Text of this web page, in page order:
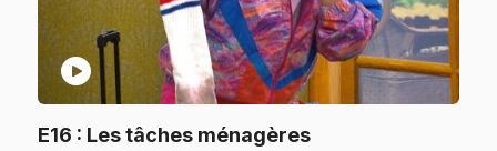
play_circle
E16 : Les tâches ménagères.